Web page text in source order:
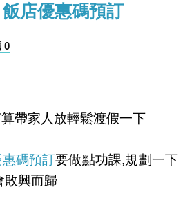
店優惠碼預訂
0
帶家人放輕鬆渡假一下
碼預訂要做點功課,規劃一下
敗興而歸